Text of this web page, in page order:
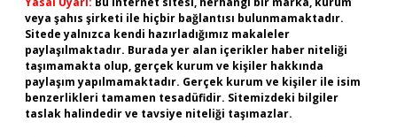
veya şahıs şirketi ile hiçbir bağlantısı bulunmamaktadır.
Sitede yalnızca kendi hazırladığımız makaleler
paylaşılmaktadır. Burada yer alan içerikler haber niteliği
taşımamakta olup, gerçek kurum ve kişiler hakkında
paylaşım yapılmamaktadır. Gerçek kurum ve kişiler ile isim
benzerlikleri tamamen tesadüfidir. Sitemizdeki bilgiler
taslak halindedir ve tavsiye niteliği taşımazlar.